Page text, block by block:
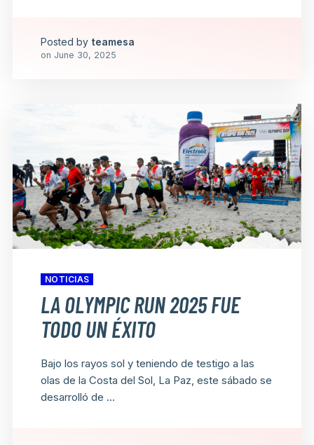
Posted by teamesa
on June 30, 2025
NOTICIAS
LA OLYMPIC RUN 2025 FUE
TODO UN ÉXITO
Bajo los rayos sol y teniendo de testigo a las
olas de la Costa del Sol, La Paz, este sábado se
desarrolló de ...